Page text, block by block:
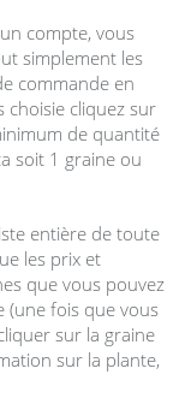
compte, vous
simplement les
commande en
choisie cliquez sur
de quantité
soit 1 graine ou
entière de toute
les prix et
que vous pouvez
(une fois que vous
sur la graine
sur la plante,